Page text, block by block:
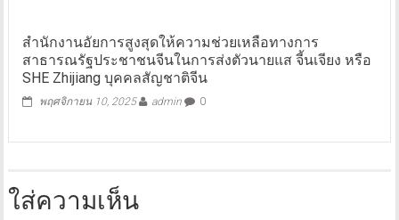
สำนักงานอัยการสูงสุดให้ความช่วยเหลือทางการ
สาธารณรัฐประชาชนจีนในการส่งตัวนายแส จี้นเจียง หรือ
SHE Zhijiang บุคคลสัญชาติจีน
พฤศจิกายน 10, 2025 admin 0
ใส่ความเห็น